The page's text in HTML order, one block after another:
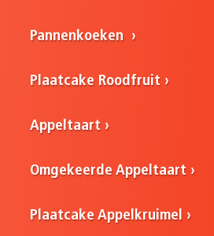
Pannenkoeken
Plaatcake Roodfruit
Appeltaart
Omgekeerde Appeltaart
Plaatcake Appelkruimel